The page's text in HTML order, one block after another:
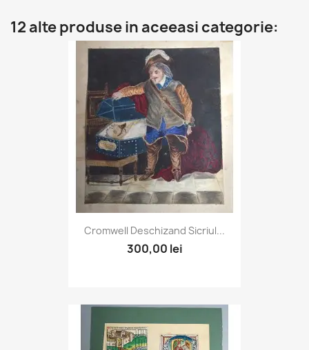
12 alte produse in aceeasi categorie:
Cromwell Deschizand Sicriul...
300,00 lei